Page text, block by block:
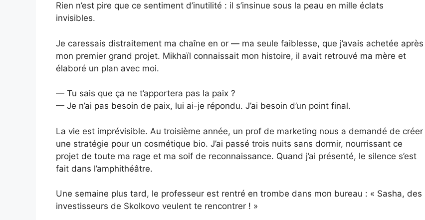
Rien n’est pire que ce sentiment d’inutilité : il s’insinue sous la peau en mille éclats
invisibles.
Je caressais distraitement ma chaîne en or — ma seule faiblesse, que j’avais achetée après
mon premier grand projet. Mikhaïl connaissait mon histoire, il avait retrouvé ma mère et
élaboré un plan avec moi.
— Tu sais que ça ne t’apportera pas la paix ?
— Je n’ai pas besoin de paix, lui ai-je répondu. J’ai besoin d’un point final.
La vie est imprévisible. Au troisième année, un prof de marketing nous a demandé de créer
une stratégie pour un cosmétique bio. J’ai passé trois nuits sans dormir, nourrissant ce
projet de toute ma rage et ma soif de reconnaissance. Quand j’ai présenté, le silence s’est
fait dans l’amphithéâtre.
Une semaine plus tard, le professeur est rentré en trombe dans mon bureau : « Sasha, des
investisseurs de Skolkovo veulent te rencontrer ! »